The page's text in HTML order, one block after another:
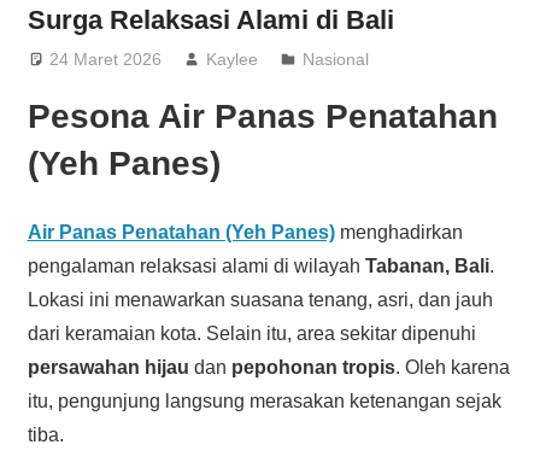
Surga Relaksasi Alami di Bali
24 Maret 2026 Kaylee Nasional
Pesona Air Panas Penatahan
(Yeh Panes)
Air Panas Penatahan (Yeh Panes)menghadirkan
pengalaman relaksasi alami di wilayah Tabanan, Bali.
Lokasi ini menawarkan suasana tenang, asri, dan jauh
dari keramaian kota. Selain itu, area sekitar dipenuhi
persawahan hijau dan pepohonan tropis. Oleh karena
itu, pengunjung langsung merasakan ketenangan sejak
tiba.